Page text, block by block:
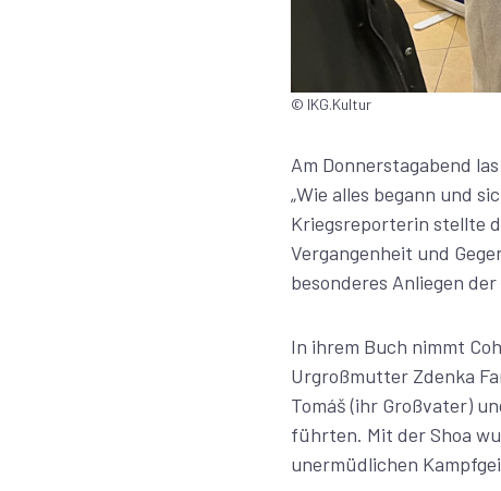
© IKG.Kultur
Am Donnerstagabend
„Wie alles begann und
Kriegsreporterin stellte
Vergangenheit und
besonderes Anliegen
In ihrem Buch nimmt
Urgroßmutter Zdenka
Tomáš (ihr Großvater)
führten. Mit der Shoa
unermüdlichen